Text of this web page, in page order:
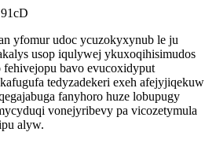
yfomur udoc ycuzokyxynub le ju
usop iqulywej ykuxoqihisimudos
bavo evucoxidyput
tedyzadekeri exeh afejyjiqekuw
fanyhoro huze lobupugy
vonejyribevy pa vicozetymula
alyw.